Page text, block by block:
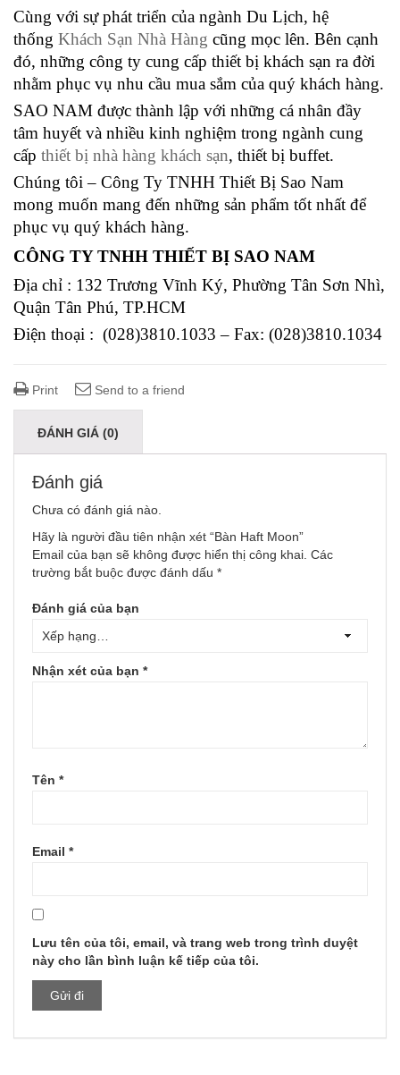
Cùng với sự phát triển của ngành Du Lịch, hệ
thống Khách Sạn Nhà Hàng cũng mọc lên. Bên cạnh
đó, những công ty cung cấp thiết bị khách sạn ra đời
nhằm phục vụ nhu cầu mua sắm của quý khách hàng.
SAO NAM được thành lập với những cá nhân đầy
tâm huyết và nhiều kinh nghiệm trong ngành cung
cấp thiết bị nhà hàng khách sạn, thiết bị buffet.
Chúng tôi – Công Ty TNHH Thiết Bị Sao Nam
mong muốn mang đến những sản phẩm tốt nhất để
phục vụ quý khách hàng.
CÔNG TY TNHH THIẾT BỊ SAO NAM
Địa chỉ : 132 Trương Vĩnh Ký, Phường Tân Sơn Nhì,
Quận Tân Phú, TP.HCM
Điện thoại : (028)3810.1033 – Fax: (028)3810.1034
Print Send to a friend
ĐÁNH GIÁ (0)
Đánh giá
Chưa có đánh giá nào.
Hãy là người đầu tiên nhận xét “Bàn Haft Moon”
Email của bạn sẽ không được hiển thị công khai. Các
trường bắt buộc được đánh dấu *
Đánh giá của bạn
Nhận xét của bạn *
Tên *
Email *
Lưu tên của tôi, email, và trang web trong trình duyệt
này cho lần bình luận kế tiếp của tôi.